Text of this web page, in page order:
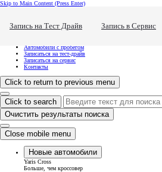
Skip to Main Content (Press Enter)
Запись на Тест Драйв Запись в Сервис
Хочу посмотреть... Click to close the reach out
Автомобили с пробегом
Записаться на тест-драйв
Записаться на сервис
Контакты
Click to return to previous menu
Click to search
Очистить результаты поиска
Close mobile menu
Новые автомобили
Yaris Cross
Больше, чем кроссовер